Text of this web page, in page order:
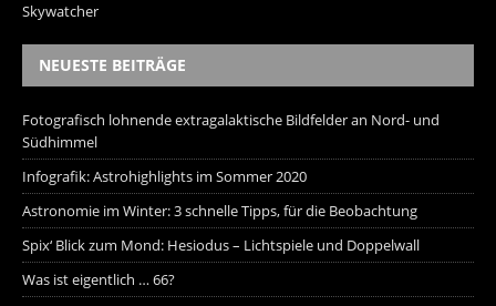
Skywatcher
NEUESTE BEITRÄGE
Fotografisch lohnende extragalaktische Bildfelder an Nord- und
Südhimmel
Infografik: Astrohighlights im Sommer 2020
Astronomie im Winter: 3 schnelle Tipps, für die Beobachtung
Spix‘ Blick zum Mond: Hesiodus – Lichtspiele und Doppelwall
Was ist eigentlich … 66?